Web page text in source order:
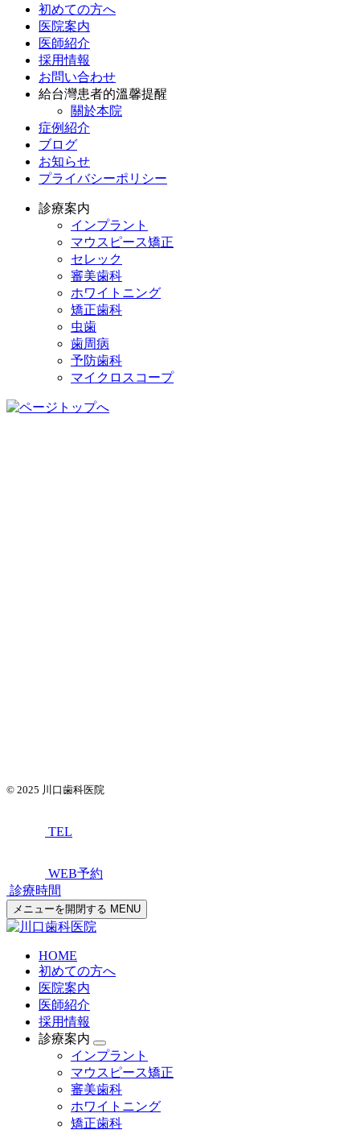
初めての方へ
医院案内
医師紹介
採用情報
お問い合わせ
給台灣患者的溫馨提醒
關於本院
症例紹介
ブログ
お知らせ
プライバシーポリシー
診療案内
インプラント
マウスピース矯正
セレック
審美歯科
ホワイトニング
矯正歯科
虫歯
歯周病
予防歯科
マイクロスコープ
© 2025 川口歯科医院
TEL
WEB予約
診療時間
メニューを開閉する MENU
HOME
初めての方へ
医院案内
医師紹介
採用情報
診療案内
インプラント
マウスピース矯正
審美歯科
ホワイトニング
矯正歯科